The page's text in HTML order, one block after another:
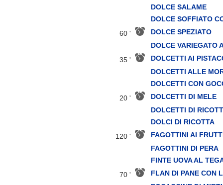
DOLCE SALAME
DOLCE SOFFIATO
60 '
DOLCE SPEZIATO
DOLCE VARIEGATO
35 '
DOLCETTI AI
DOLCETTI ALLE
DOLCETTI CON
20 '
DOLCETTI DI MELE
DOLCETTI DI
DOLCI DI RICOTTA
120 '
FAGOTTINI AI
FAGOTTINI DI PERA
FINTE UOVA AL
70 '
FLAN DI PANE CON